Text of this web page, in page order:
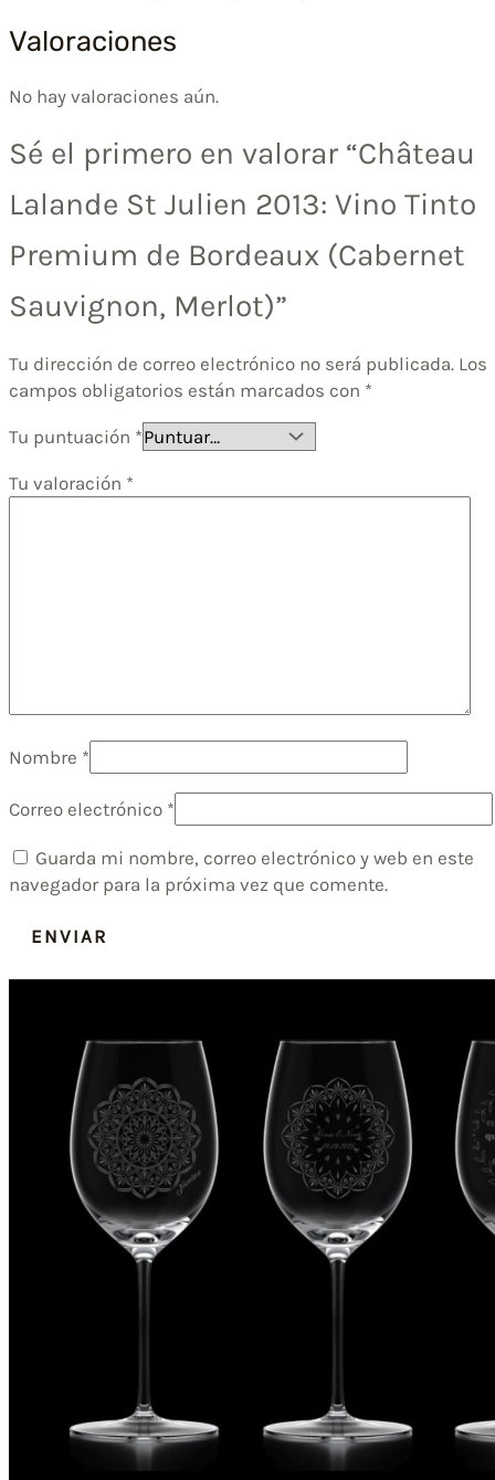
Valoraciones
No hay valoraciones aún.
Sé el primero en valorar “Château
Lalande St Julien 2013: Vino Tinto
Premium de Bordeaux (Cabernet
Sauvignon, Merlot)”
Tu dirección de correo electrónico no será publicada. Los
campos obligatorios están marcados con *
Tu puntuación *
Tu valoración *
Nombre *
Correo electrónico *
Guarda mi nombre, correo electrónico y web en este
navegador para la próxima vez que comente.